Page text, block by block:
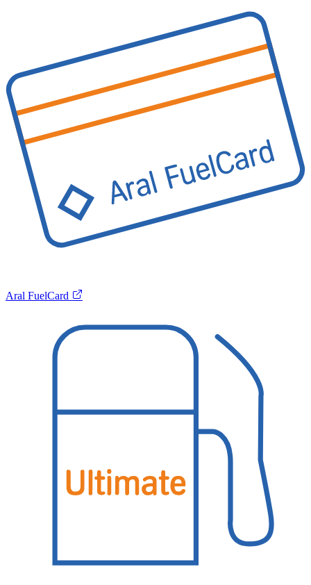
Aral FuelCard